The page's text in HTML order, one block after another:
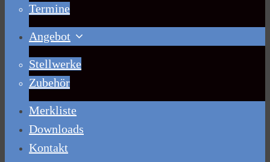
Termine
Angebot
Stellwerke
Zubehör
Merkliste
Downloads
Kontakt